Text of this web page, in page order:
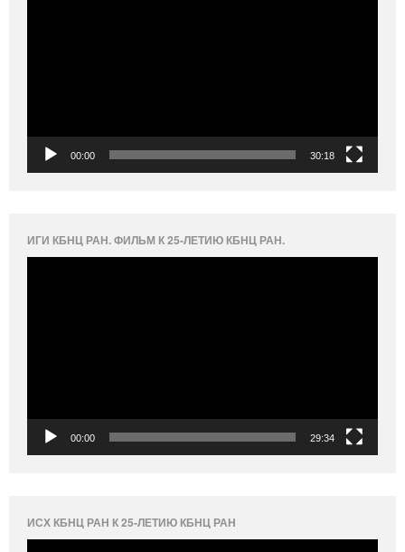
00:00 30:18
ИГИ КБНЦ РАН. ФИЛЬМ К 25-ЛЕТИЮ КБНЦ РАН.
00:00 29:34
ИСХ КБНЦ РАН К 25-ЛЕТИЮ КБНЦ РАН